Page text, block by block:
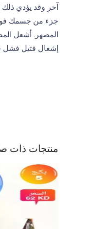
آخر وقد يؤدي
جزء من جسمك فوق
المصهر. أشعل
إشعال فتيل فشل
منتجات ذات